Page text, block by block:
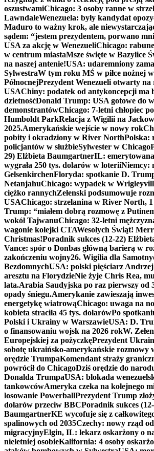
oszustwamiChicago: 3 osoby ranne w
LawndaleWenezuela: były kandydat
Maduro to ważny krok, ale
sądem: “jestem prezydentem, porwano
USA za akcję w WenezueliChicago:
w centrum miastaMsze święte w Bazylice
na naszej antenie!USA: udaremniony
SylwestraW tym roku MŚ w piłce nożnej
PółnocnejPrezydent Wenezueli otwarty na
USAChiny: podatek od antykoncepcji ma
dzietnośćDonald Trump: USA gotowe do
demonstrantówChicago: 7-letni chłopiec
Humboldt ParkRelacja z Wigilii na
2025.Amerykańskie wejście w nowy rok
pobity i okradziony w River NorthPolska:
policjantów w służbieSylwester w Chicago
29) Elżbieta BaumgartnerIL:
wygrała 250 tys. dolarów w loteriiNiemcy:
GelsenkirchenFloryda: spotkanie D.
NetanjahuChicago: wypadek w
ciężko rannychZełenski podsumowuje
USAChicago: strzelanina w River North, 1
Trump: “miałem dobrą rozmowę z
wokół TajwanuChicago: 32-letni
wagonie kolejki CTAWesołych Świąt!
Christmas!Poradnik sukces (12-22)
Vance: spór o Donbas główną barierą w
zakończeniu wojny26. Wigilia dla
BezdomnychUSA: polski pięściarz
aresztu na FlorydzieNie żyje Chris Rea,
lata.Arabia Saudyjska po raz pierwszy od
opady śniegu.Amerykanie zawieszają
energetykę wiatrowąChicago: uwaga na
kobieta straciła 45 tys. dolarówPo
Polski i Ukrainy w WarszawieUSA: D.
o finansowaniu wojsk na 2026 rokW.
Europejskiej za pożyczkęPrezydent
sobotę ukraińsko-amerykańskie rozmowy
orędzie TrumpaKomendant straży
powrócił do ChicagoDziś orędzie do
Donalda TrumpaUSA: blokada
tankowcówAmeryka czeka na kolejnego
losowanie PowerballPrezydent Trump
dolarów przeciw BBCPoradnik sukces
BaumgartnerKE wycofuje się z
spalinowych od 2035Czechy: nowy rząd
migracyjnyElgin, IL: lekarz oskarżony o
nieletniej osobieKalifornia: 4 osoby